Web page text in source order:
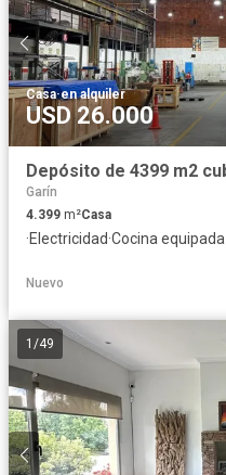
Casa·en alquiler
USD 26.000
Garín
4.399 m²Casa
·Electricidad·Cocina equipada
Nuevo
1 /49